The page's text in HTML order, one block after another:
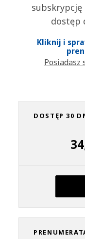
subskrypcję
dostęp
Kliknij i
Posiadasz
DOSTĘP 30